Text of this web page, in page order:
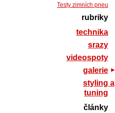
Testy zimních pneu
rubriky
technika
srazy
videospoty
galerie
styling a
tuning
články